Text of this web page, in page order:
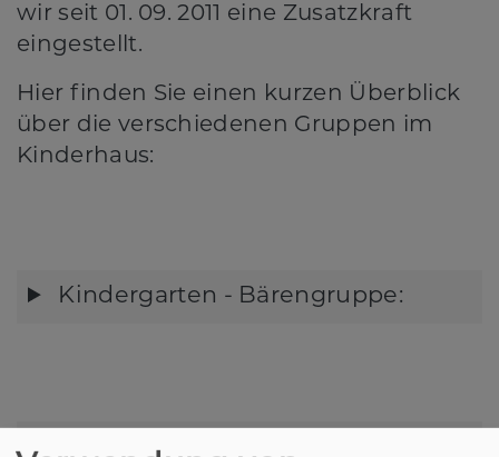
wir seit 01. 09. 2011 eine Zusatzkraft
eingestellt.
Hier finden Sie einen kurzen Überblick
über die verschiedenen Gruppen im
Kinderhaus:
Kindergarten - Bärengruppe:
Kindergarten -